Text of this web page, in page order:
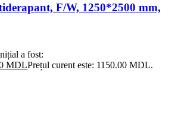
F/W, 1250*2500 mm,
a fost:
MDLPrețul curent este: 1150.00 MDL.